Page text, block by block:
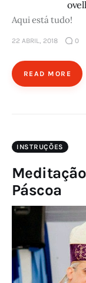
Aqui está tudo!
22 ABRIL, 2018 0
READ MORE
INSTRUÇÕES
Páscoa